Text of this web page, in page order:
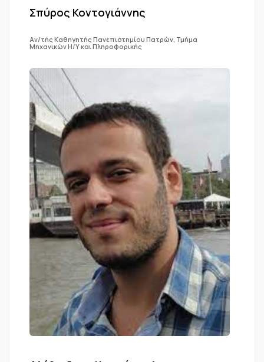
Σπύρος Κοντογιάννης
Αν/τής Καθηγητής Πανεπιστημίου Πατρών, Τμήμα
Μηχανικών Η/Υ και Πληροφορικής